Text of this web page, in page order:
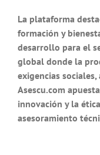
La plataforma
formación y
desarrollo para el
global donde la
exigencias
Asescu.com
innovación y la
asesoramiento